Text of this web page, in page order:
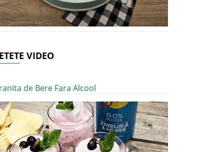
VIDEO
de Bere Fara Alcool